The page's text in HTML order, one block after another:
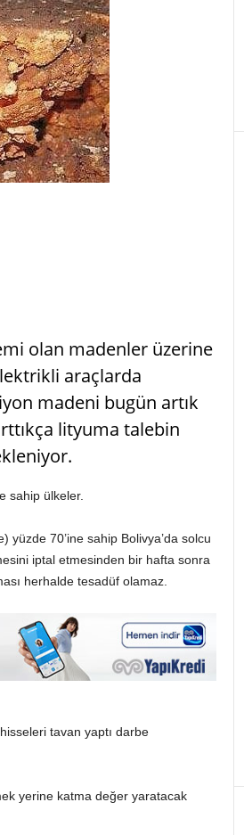
olan madenler üzerine
araçlarda
madeni bugün artık
lityuma talebin
sahip ülkeler.
yüzde 70’ine sahip Bolivya’da solcu
iptal etmesinden bir hafta sonra
herhalde tesadüf olamaz.
tavan yaptı darbe
yerine katma değer yaratacak